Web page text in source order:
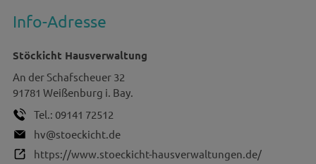
Info-Adresse
Stöckicht Hausverwaltung
An der Schafscheuer 32
91781 Weißenburg i. Bay.
Tel.: 09141 72512
hv@stoeckicht.de
https://www.stoeckicht-hausverwaltungen.de/